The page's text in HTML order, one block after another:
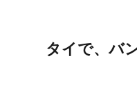
タイで、バ